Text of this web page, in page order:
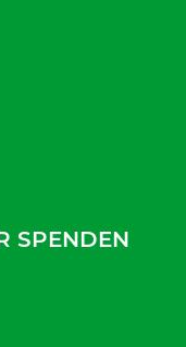
SPENDEN